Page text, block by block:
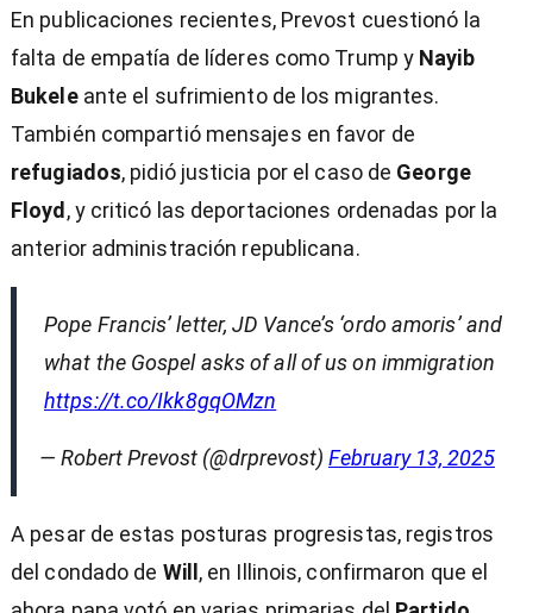
En publicaciones recientes, Prevost cuestionó la
falta de empatía de líderes como Trump y Nayib
Bukeleante el sufrimiento de los migrantes.
También compartió mensajes en favor de
refugiados, pidió justicia por el caso de George
Floyd , y criticó las deportaciones ordenadas por la
anterior administración republicana.
Pope Francis’ letter, JD Vance’s ‘ordo amoris’ and
what the Gospel asks of all of us on immigration
https://t.co/Ikk8gqOMzn
— Robert Prevost (@drprevost) February 13, 2025
A pesar de estas posturas progresistas, registros
del condado de Will , en Illinois, confirmaron que el